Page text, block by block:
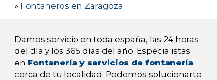
» Fontaneros en Zaragoza
Damos servicio en toda españa, las 24 horas
del día y los 365 días del año. Especialistas
en Fontanería y servicios de fontanería
cerca de tu localidad. Podemos solucionarte